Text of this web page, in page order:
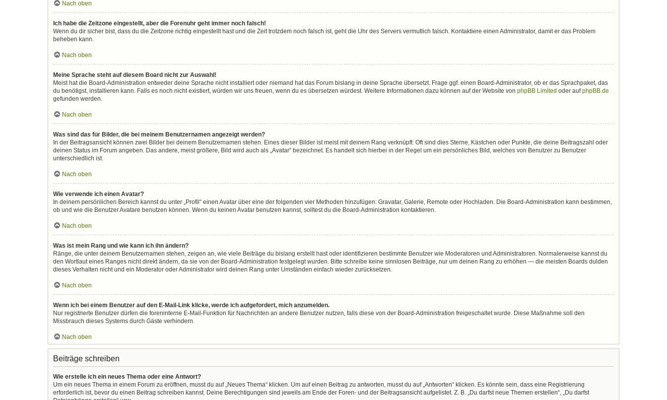
Nach oben
Ich habe die Zeitzone eingestellt, aber die Forenuhr geht immer noch falsch!
Wenn du dir sicher bist, dass du die Zeitzone richtig eingestellt hast und die Zeit trotzdem noch falsch ist, geht die Uhr des Servers vermutlich falsch. Kontaktiere einen Administrator, damit er das Problem
beheben kann.
Nach oben
Meine Sprache steht auf diesem Board nicht zur Auswahl!
Meist hat die Board-Administration entweder deine Sprache nicht installiert oder niemand hat das Forum bislang in deine Sprache übersetzt. Frage ggf. einen Board-Administrator, ob er das Sprachpaket, das
du benötigst, installieren kann. Falls es noch nicht existiert, würden wir uns freuen, wenn du es übersetzen würdest. Weitere Informationen dazu können auf der Website von phpBB Limited oder aufphpBB.de
gefunden werden.
Nach oben
Was sind das für Bilder, die bei meinem Benutzernamen angezeigt werden?
In der Beitragsansicht können zwei Bilder bei deinem Benutzernamen stehen. Eines dieser Bilder ist meist mit deinem Rang verknüpft: Oft sind dies Sterne, Kästchen oder Punkte, die deine Beitragszahl oder
deinen Status im Forum angeben. Das andere, meist größere, Bild wird auch als „Avatar“ bezeichnet. Es handelt sich hierbei in der Regel um ein persönliches Bild, welches von Benutzer zu Benutzer
unterschiedlich ist.
Nach oben
Wie verwende ich einen Avatar?
In deinem persönlichen Bereich kannst du unter „Profil“ einen Avatar über eine der folgenden vier Methoden hinzufügen: Gravatar, Galerie, Remote oder Hochladen. Die Board-Administration kann bestimmen,
ob und wie die Benutzer Avatare benutzen können. Wenn du keinen Avatar benutzen kannst, solltest du die Board-Administration kontaktieren.
Nach oben
Was ist mein Rang und wie kann ich ihn ändern?
Ränge, die unter deinem Benutzernamen stehen, zeigen an, wie viele Beiträge du bislang erstellt hast oder identifizieren bestimmte Benutzer wie Moderatoren und Administratoren. Normalerweise kannst du
den Wortlaut eines Ranges nicht direkt ändern, da sie von der Board-Administration festgelegt wurden. Bitte schreibe keine sinnlosen Beiträge, nur um deinen Rang zu erhöhen — die meisten Boards dulden
dieses Verhalten nicht und ein Moderator oder Administrator wird deinen Rang unter Umständen einfach wieder zurücksetzen.
Nach oben
Wenn ich bei einem Benutzer auf den E-Mail-Link klicke, werde ich aufgefordert, mich anzumelden.
Nur registrierte Benutzer dürfen die foreninterne E-Mail-Funktion für Nachrichten an andere Benutzer nutzen, falls diese von der Board-Administration freigeschaltet wurde. Diese Maßnahme soll den
Missbrauch dieses Systems durch Gäste verhindern.
Nach oben
Beiträge schreiben
Wie erstelle ich ein neues Thema oder eine Antwort?
Um ein neues Thema in einem Forum zu eröffnen, musst du auf „Neues Thema“ klicken. Um auf einen Beitrag zu antworten, musst du auf „Antworten“ klicken. Es könnte sein, dass eine Registrierung
erforderlich ist, bevor du einen Beitrag schreiben kannst. Deine Berechtigungen sind jeweils am Ende der Foren- und der Beitragsansicht aufgelistet. Z. B. „Du darfst neue Themen erstellen“, „Du darfst